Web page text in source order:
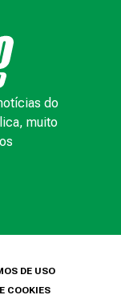
do
muito
DE USO
COOKIES